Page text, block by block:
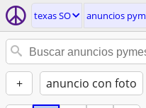
texas SO anuncios
+ anuncio con foto